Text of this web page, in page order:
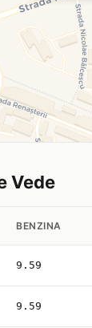
Vede
BENZINA
9.59
9.59